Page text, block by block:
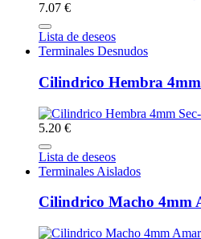
7.07 €
Lista de deseos
Terminales Desnudos
Cilindrico Hembra 4mm
5.20 €
Lista de deseos
Terminales Aislados
Cilindrico Macho 4mm